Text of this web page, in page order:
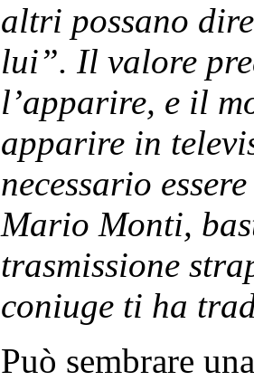
altri possano
lui”. Il valore
l’apparire, e il
apparire in
necessario
Mario Monti,
trasmissione
coniuge ti ha
Può sembrare